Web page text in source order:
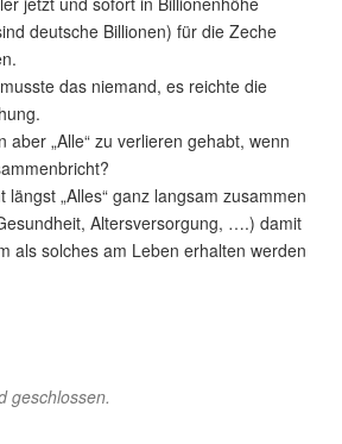
deutsche Billionen) für die Zeche
das niemand, es reichte die
aber „Alle“ zu verlieren gehabt, wenn
längst „Alles“ ganz langsam zusammen
Altersversorgung, ….) damit
als solches am Leben erhalten werden
geschlossen.